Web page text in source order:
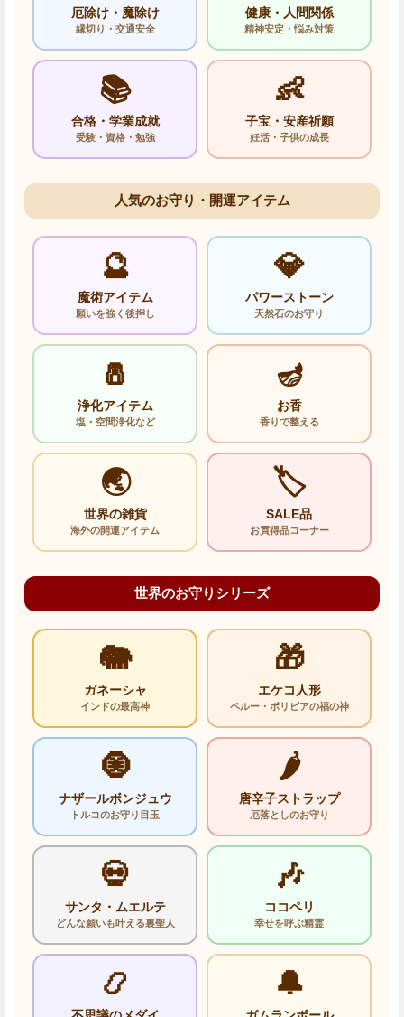
厄除け・魔除け
縁切り・交通安全
健康・人間関係
精神安定・悩み対策
📚
合格・学業成就
受験・資格・勉強
👶
子宝・安産祈願
妊活・子供の成長
人気のお守り・開運アイテム
🔮
魔術アイテム
願いを強く後押し
💎
パワーストーン
天然石のお守り
🧂
浄化アイテム
塩・空間浄化など
🪔
お香
香りで整える
🌏
世界の雑貨
海外の開運アイテム
🏷️
SALE品
お買得品コーナー
世界のお守りシリーズ
🐘
ガネーシャ
インドの最高神
🎁
エケコ人形
ペルー・ボリビアの福の神
🧿
ナザールボンジュウ
トルコのお守り目玉
🌶️
唐辛子ストラップ
厄落としのお守り
💀
サンタ・ムエルテ
どんな願いも叶える裏聖人
🎶
ココペリ
幸せを呼ぶ精霊
📿 🔔